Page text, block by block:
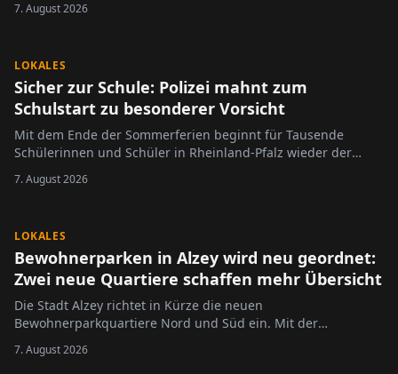
jüngsten Festivalbesucher.
7. August 2026
LOKALES
Sicher zur Schule: Polizei mahnt zum
Schulstart zu besonderer Vorsicht
Mit dem Ende der Sommerferien beginnt für Tausende
Schülerinnen und Schüler in Rheinland-Pfalz wieder der
7. August 2026
LOKALES
Bewohnerparken in Alzey wird neu geordnet:
Zwei neue Quartiere schaffen mehr Übersicht
Die Stadt Alzey richtet in Kürze die neuen
Bewohnerparkquartiere Nord und Süd ein. Mit der
die Regelungen übersichtlicher gestaltet und an die
7. August 2026